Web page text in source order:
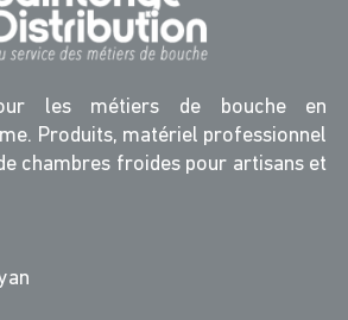
les métiers de bouche en
Produits, matériel professionnel
chambres froides pour artisans et